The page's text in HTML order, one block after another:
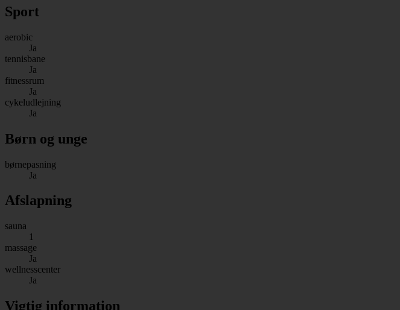
Sport
aerobic
Ja
tennisbane
Ja
fitnessrum
Ja
cykeludlejning
Ja
Børn og unge
børnepasning
Ja
Afslapning
sauna
1
massage
Ja
wellnesscenter
Ja
Vigtig information